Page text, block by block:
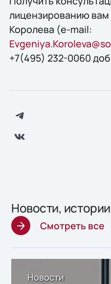
лицензированию
Королева (e-mail:
+7(495) 232-0060
Новости,
Смотреть все
Новости